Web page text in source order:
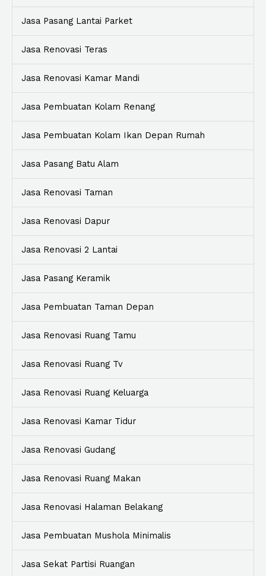
Jasa Pasang Lantai Parket
Jasa Renovasi Teras
Jasa Renovasi Kamar Mandi
Jasa Pembuatan Kolam Renang
Jasa Pembuatan Kolam Ikan Depan Rumah
Jasa Pasang Batu Alam
Jasa Renovasi Taman
Jasa Renovasi Dapur
Jasa Renovasi 2 Lantai
Jasa Pasang Keramik
Jasa Pembuatan Taman Depan
Jasa Renovasi Ruang Tamu
Jasa Renovasi Ruang Tv
Jasa Renovasi Ruang Keluarga
Jasa Renovasi Kamar Tidur
Jasa Renovasi Gudang
Jasa Renovasi Ruang Makan
Jasa Renovasi Halaman Belakang
Jasa Pembuatan Mushola Minimalis
Jasa Sekat Partisi Ruangan